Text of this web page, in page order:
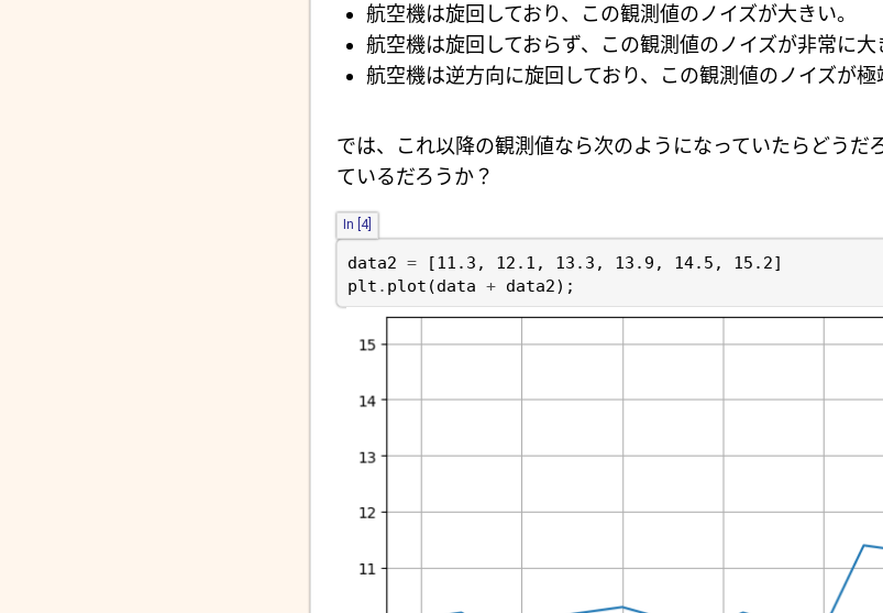
航空機は旋回しており、この観測値のノイズが大きい。
航空機は旋回しておらず、この観測値のノイズが非常に大
航空機は逆方向に旋回しており、この観測値のノイズが極
では、これ以降の観測値なら次のようになっていたらどうだ
ているだろうか？
In [4]
data2 = [11.3 , 12.1 , 13.3 , 13.9 , 14.5 , 15.2]
plt . plot (data + data2);